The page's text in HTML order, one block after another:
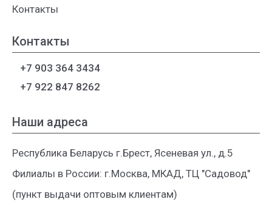
Контакты
Контакты
+7 903 364 3434
+7 922 847 8262
Наши адреса
Республика Беларусь г.Брест, Ясеневая ул., д.5
Филиалы в России: г.Москва, МКАД, ТЦ "Садовод"
(пункт выдачи оптовым клиентам)